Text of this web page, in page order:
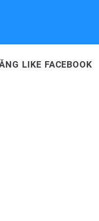
LIKE FACEBOOK